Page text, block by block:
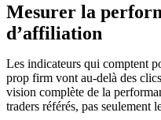
Mesurer la
d’affiliation
Les indicateurs qui comptent
prop firm vont au-delà des
vision complète de la
traders référés, pas seulement